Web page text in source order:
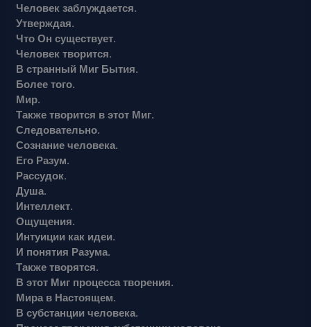
Человек заблуждается.
Утверждая.
Что Он существует.
Человек творится.
В странный Миг Бытия.
Более того.
Мир.
Также творится в этот Миг.
Следовательно.
Сознание человека.
Его Разум.
Рассудок.
Душа.
Интеллект.
Ощущения.
Интуиции как идеи.
И понятия Разума.
Также творятся.
В этот Миг процесса творения.
Мира в Настоящем.
В субстанции человека.